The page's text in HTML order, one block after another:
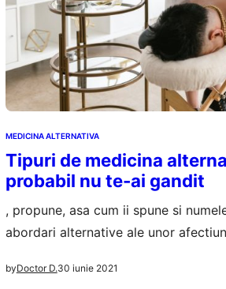
MEDICINA ALTERNATIVA
Tipuri de medicina
probabil nu te-ai gandit
, propune, asa cum ii spune si
abordari alternative ale unor
bazata pe tratamente cu substante
byDoctor D.30 iunie 2021